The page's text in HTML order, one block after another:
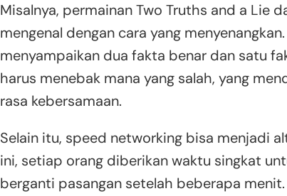
Misalnya, permainan Two Truths and a Lie
mengenal dengan cara yang
menyampaikan dua fakta benar dan satu
harus menebak mana yang salah, yang
rasa kebersamaan.
Selain itu, speed networking bisa menjadi
ini, setiap orang diberikan waktu singkat
berganti pasangan setelah beberapa